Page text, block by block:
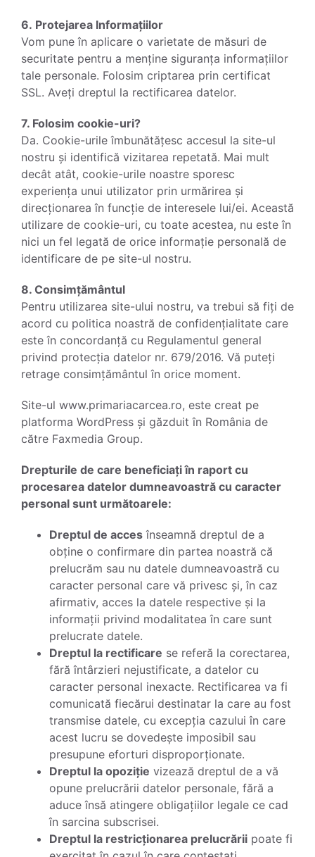
6. Protejarea Informațiilor
Vom pune în aplicare o varietate de măsuri de
securitate pentru a menține siguranța informațiilor
tale personale. Folosim criptarea prin certificat
SSL. Aveți dreptul la rectificarea datelor.
7. Folosim cookie-uri?
Da. Cookie-urile îmbunătățesc accesul la site-ul
nostru și identifică vizitarea repetată. Mai mult
decât atât, cookie-urile noastre sporesc
experiența unui utilizator prin urmărirea și
direcționarea în funcție de interesele lui/ei. Această
utilizare de cookie-uri, cu toate acestea, nu este în
nici un fel legată de orice informație personală de
identificare de pe site-ul nostru.
8. Consimțământul
Pentru utilizarea site-ului nostru, va trebui să fiți de
acord cu politica noastră de confidențialitate care
este în concordanță cu Regulamentul general
privind protecția datelor nr. 679/2016. Vă puteți
retrage consimțământul în orice moment.
Site-ul www.primariacarcea.ro, este creat pe
platforma WordPress și găzduit în România de
către Faxmedia Group.
Drepturile de care beneficiați în raport cu
procesarea datelor dumneavoastră cu caracter
personal sunt următoarele:
Dreptul de acces înseamnă dreptul de a
obține o confirmare din partea noastră că
prelucrăm sau nu datele dumneavoastră cu
caracter personal care vă privesc și, în caz
afirmativ, acces la datele respective și la
informații privind modalitatea în care sunt
prelucrate datele.
Dreptul la rectificare se referă la corectarea,
fără întârzieri nejustificate, a datelor cu
caracter personal inexacte. Rectificarea va fi
comunicată fiecărui destinatar la care au fost
transmise datele, cu excepția cazului în care
acest lucru se dovedește imposibil sau
presupune eforturi disproporționate.
Dreptul la opoziție vizează dreptul de a vă
opune prelucrării datelor personale, fără a
aduce însă atingere obligațiilor legale ce cad
în sarcina subscrisei.
Dreptul la restricționarea prelucrării poate fi